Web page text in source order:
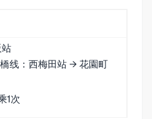
线：西梅田站 → 花園町
1次